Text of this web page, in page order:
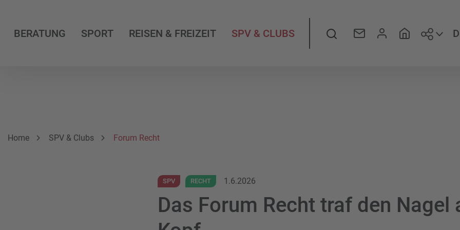
BERATUNG SPORT REISEN & FREIZEIT SPV & CLUBS Suche
Breadcrumbnavigation
Sie befinden sich hier:
Home SPV & Clubs Forum Recht
SPV RECHT 1.6.2026
Das Forum Recht traf den Nagel